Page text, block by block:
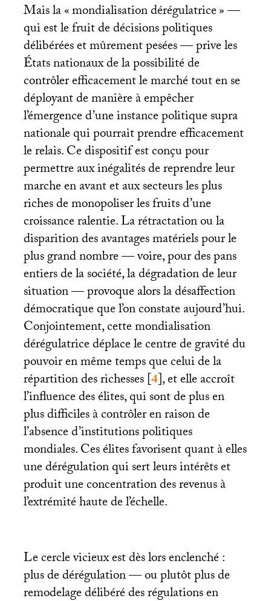
Mais la «mondialisation dérégulatrice» —
qui est le fruit de décisions politiques
délibérées et mûrement pesées — prive les
États nationaux de la possibilité de
contrôler efficacement le marché tout en se
déployant de manière à empêcher
l’émergence d’une instance politique supra
nationale qui pourrait prendre efficacement
le relais. Ce dispositif est conçu pour
permettre aux inégalités de reprendre leur
marche en avant et aux secteurs les plus
riches de monopoliser les fruits d’une
croissance ralentie. La rétractation ou la
disparition des avantages matériels pour le
plus grand nombre — voire, pour des pans
entiers de la société, la dégradation de leur
situation — provoque alors la désaffection
démocratique que l’on constate aujourd’hui.
Conjointement, cette mondialisation
dérégulatrice déplace le centre de gravité du
pouvoir en même temps que celui de la
répartition des richesses[4], et elle accroît
l’influence des élites, qui sont de plus en
plus difficiles à contrôler en raison de
l’absence d’institutions politiques
mondiales. Ces élites favorisent quant à elles
une dérégulation qui sert leurs intérêts et
produit une concentration des revenus à
l’extrémité haute de l’échelle.
Le cercle vicieux est dès lors enclenché :
plus de dérégulation — ou plutôt plus de
remodelage délibéré des régulations en